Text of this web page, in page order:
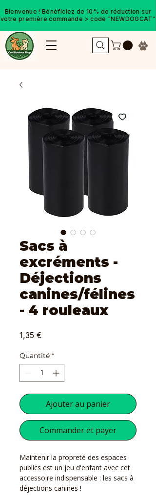
Bienvenue ! Bénéficiez de 10% de réduction sur
votre première commande > code "NEWDOGCAT"
Sacs à
excréments -
Déjections
canines/félines
- 4 rouleaux
1,35 €
Quantité *
Ajouter au panier
Commander et payer
Maintenir la propreté des espaces
publics est un jeu d'enfant avec cet
accessoire indispensable : les sacs à
déjections canines !